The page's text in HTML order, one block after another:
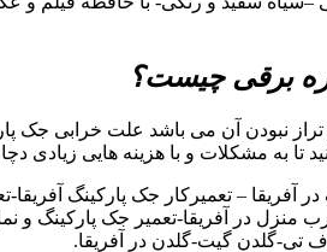
برقی چیست؟
نبودن آن می باشد علت خرابی جک
تا به مشکلات و با هزینه هایی زیادی
– تعمیرکار جک پارکینگ
منزل در آفریقا-تعمیر جک پارکینگ و
تی-گلدن گیت-گلدن در آفریقا.